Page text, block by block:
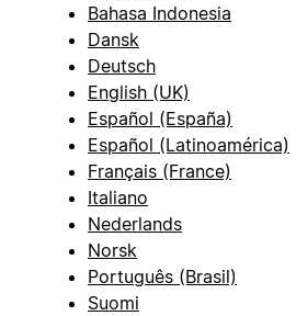
Bahasa Indonesia
Dansk
Deutsch
English (UK)
Español (España)
Español (Latinoamérica)
Français (France)
Italiano
Nederlands
Norsk
Português (Brasil)
Suomi